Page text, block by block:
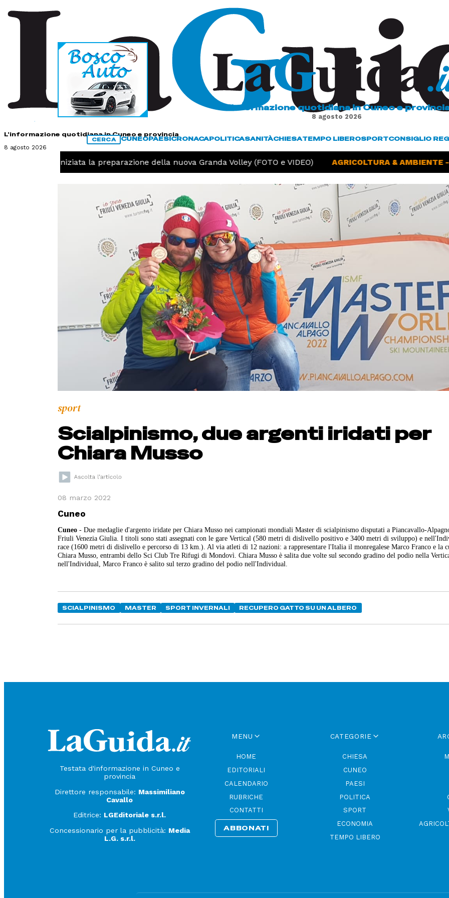
L'informazione quotidiana in Cuneo e provincia
8 agosto 2026
L'informazione quotidiana in Cuneo e
8 agosto 2026
CERCA CUNEOPAESICRONACAPOLITICASANITÀCHIESATEMPO LIBEROSPORTCONSIGLIO
Pallavolo, iniziata la preparazione della nuova Granda Volley (FOTO e VIDEO) AGRICOLTURA & AMBIENTE -
sport
Scialpinismo, due argenti iridati per
Chiara Musso
08 marzo 2022
Cuneo
Cuneo -Due medaglie d'argento iridate per Chiara Musso nei campionati mondiali Master di scialpinismo disputati a Piancavallo-
Friuli Venezia Giulia. I titoli sono stati assegnati con le gare Vertical (580 metri di dislivello positivo e 3400 metri di sviluppo) e
race (1600 metri di dislivello e percorso di 13 km.). Al via atleti di 12 nazioni: a rappresentare l'Italia il monregalese Marco Franco e la
Chiara Musso, entrambi dello Sci Club Tre Rifugi di Mondovì. Chiara Musso è salita due volte sul secondo gradino del podio nella
nell'Individual, Marco Franco è salito sul terzo gradino del podio nell'Individual.
SCIALPINISMO MASTER SPORT INVERNALI RECUPERO GATTO SU UN ALBERO
Testata d'informazione in Cuneo e
provincia
Direttore responsabile: Massimiliano
Cavallo
Editrice: LGEditoriale s.r.l.
Concessionario per la pubblicità: Media
L.G. s.r.l.
MENU
HOME
EDITORIALI
CALENDARIO
RUBRICHE
CONTATTI
ABBONATI
CATEGORIE
CHIESA
CUNEO
PAESI
POLITICA
SPORT
ECONOMIA
TEMPO LIBERO